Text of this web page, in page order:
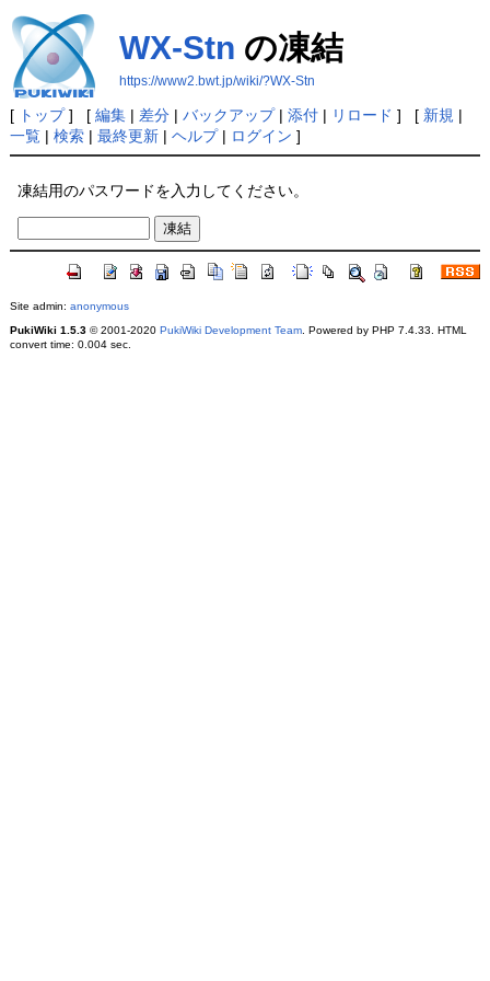
WX-Stn の凍結
https://www2.bwt.jp/wiki/?WX-Stn
[ トップ] [ 編集| 差分| バックアップ| 添付| リロード ] [ 新規 |
一覧| 検索| 最終更新| ヘルプ| ログイン ]
凍結用のパスワードを入力してください。
Site admin: anonymous
PukiWiki 1.5.3© 2001-2020 PukiWiki Development Team. Powered by PHP 7.4.33. HTML
convert time: 0.004 sec.